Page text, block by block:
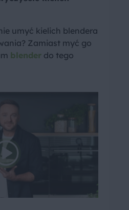
umyć kielich blendera
Zamiast myć go
blender do tego